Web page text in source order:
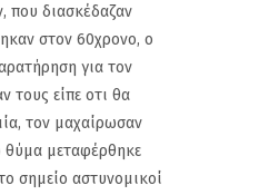
που διασκέδαζαν
στον 60χρονο, ο
για τον
τους είπε οτι θα
τον μαχαίρωσαν
θύμα μεταφέρθηκε
σημείο αστυνομικοί